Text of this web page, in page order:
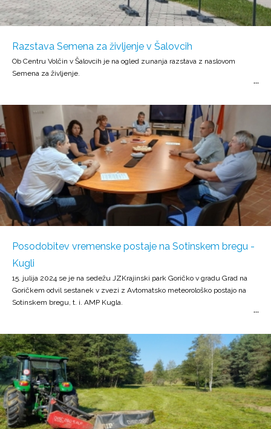
Razstava Semena za življenje v Šalovcih
Ob Centru Volčin v Šalovcih je na ogled zunanja razstava z naslovom
Semena za življenje.
Posodobitev vremenske postaje na Sotinskem bregu -
Kugli
15. julija 2024 se je na sedežu JZKrajinski park Goričko v gradu Grad na
Goričkem odvil sestanek v zvezi z Avtomatsko meteorološko postajo na
Sotinskem bregu, t. i. AMP Kugla.